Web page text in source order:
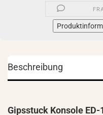
Beschreibung
Gipsstuck Konsole ED-